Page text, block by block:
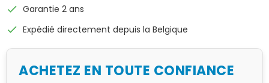
check Garantie 2 ans
check Expédié directement depuis la Belgique
ACHETEZ EN TOUTE CONFIANCE